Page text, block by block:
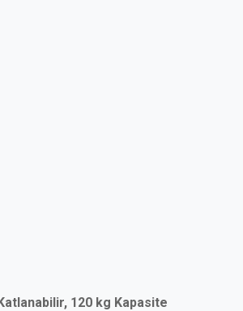
120 kg Kapasite